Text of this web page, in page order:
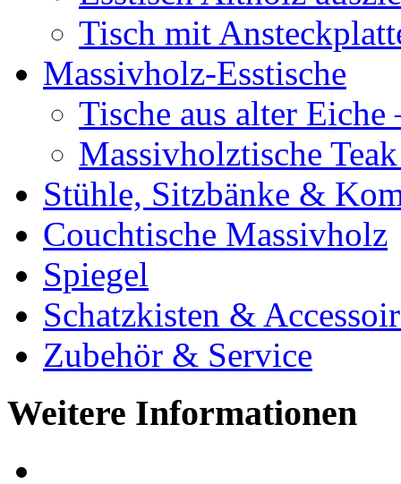
Tisch mit
Massivholz-Esstische
Tische aus alter
Massivholztische
Stühle, Sitzbänke &
Couchtische Massivholz
Spiegel
Schatzkisten &
Zubehör & Service
Weitere Informationen